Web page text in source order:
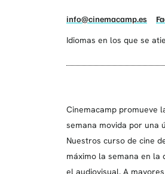
info@cinemacamp.es
Idiomas en los que se
Cinemacamp promueve
semana movida por una
Nuestros curso de cine
máximo la semana en la
el audiovisual. A